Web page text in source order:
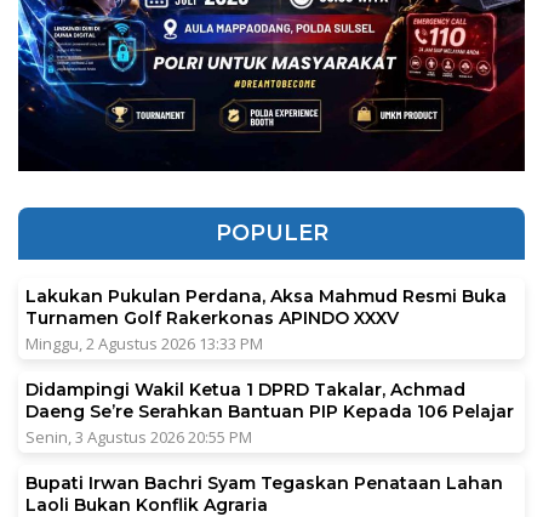
POPULER
Lakukan Pukulan Perdana, Aksa Mahmud Resmi Buka
Turnamen Golf Rakerkonas APINDO XXXV
Minggu, 2 Agustus 2026 13:33 PM
Didampingi Wakil Ketua 1 DPRD Takalar, Achmad
Daeng Se’re Serahkan Bantuan PIP Kepada 106 Pelajar
Senin, 3 Agustus 2026 20:55 PM
Bupati Irwan Bachri Syam Tegaskan Penataan Lahan
Laoli Bukan Konflik Agraria